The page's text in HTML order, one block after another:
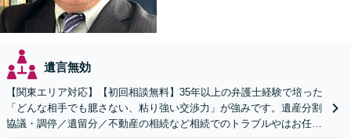
遺言無効
【関東エリア対応】【初回相談無料】35年以上の弁護士経験で培った
「どんな相手でも臆さない、粘り強い交渉力」が強みです。遺産分割
協議・調停／遺留分／不動産の相続など相続でのトラブルやはお任せ